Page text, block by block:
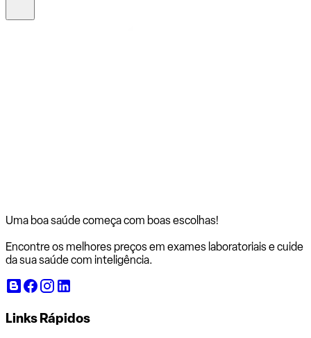
Uma boa saúde começa com boas escolhas!
Encontre os melhores preços em exames laboratoriais e cuide
da sua saúde com inteligência.
Links Rápidos